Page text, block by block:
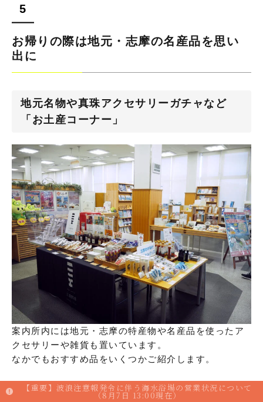
お帰りの際は地元・志摩の名産品を思い
出に
地元名物や真珠アクセサリーガチャなど
「お土産コーナー」
案内所内には地元・志摩の特産物や名産品を使ったア
クセサリーや雑貨も置いています。
なかでもおすすめ品をいくつかご紹介します。
【重要】波浪注意報発令に伴う海水浴場の営業状況について
（8月7日 13:00現在）